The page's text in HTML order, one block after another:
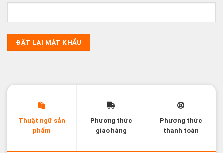
buộc
ĐẶT LẠI MẬT KHẨU
Thuật ngữ sản
phẩm
Phương thức
giao hàng
Phương thức
thanh toán